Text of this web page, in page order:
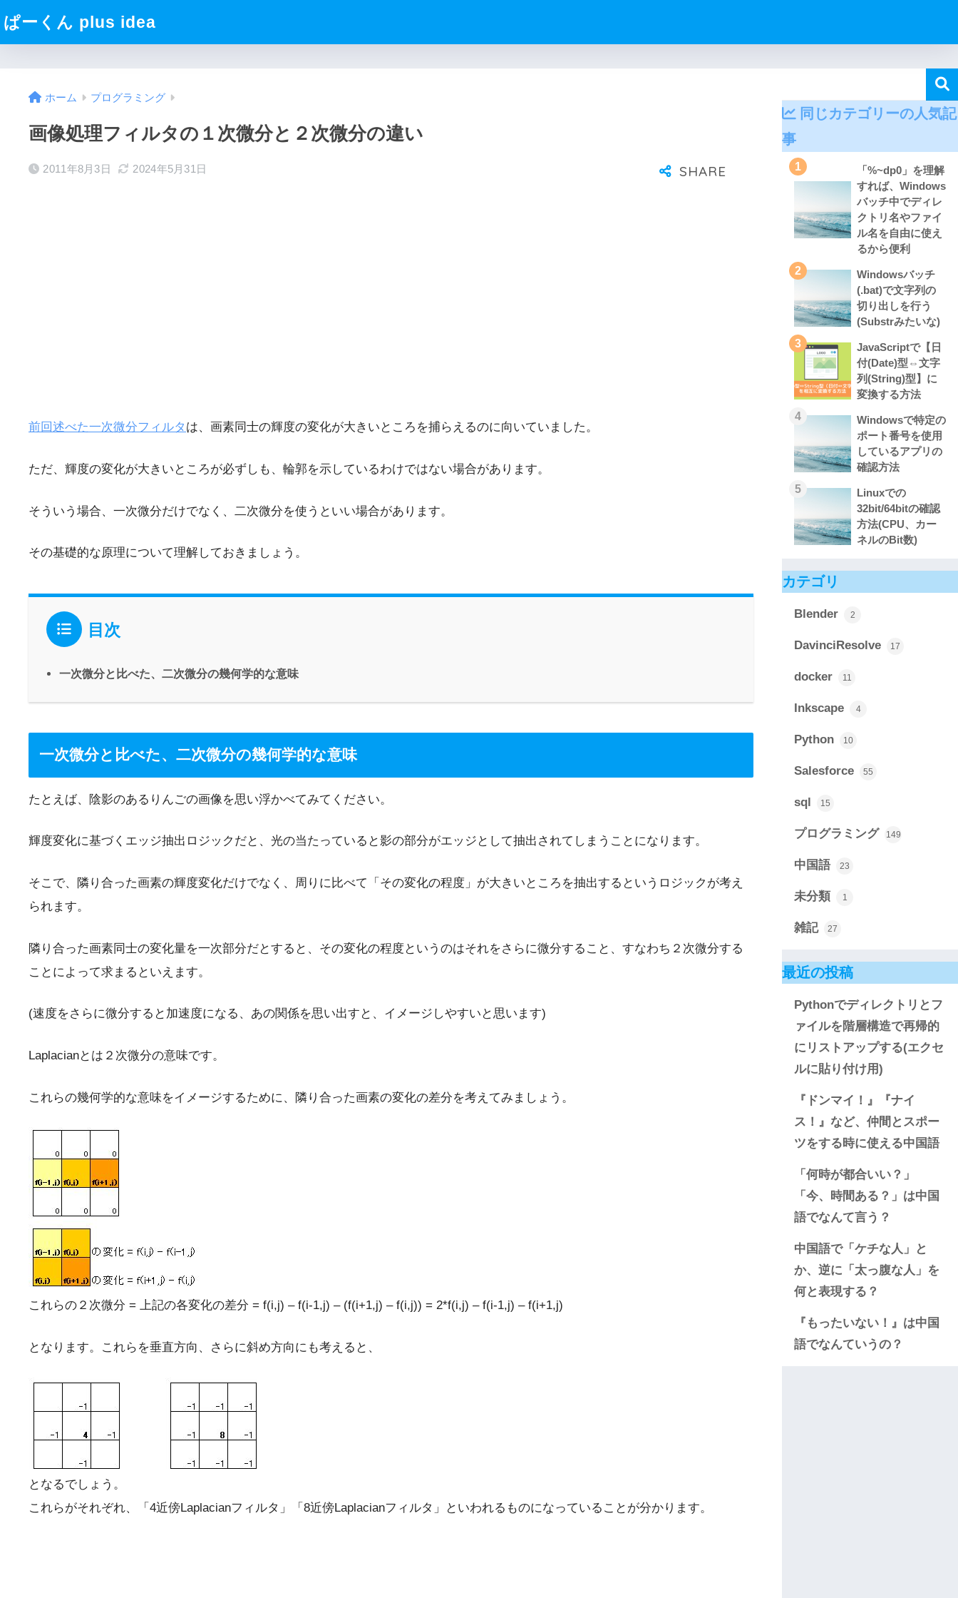
ぱーくん plus idea
ホーム プログラミング
画像処理フィルタの１次微分と２次微分の違い
2011年8月3日 2024年5月31日
前回述べた一次微分フィルタ は、画素同士の輝度の変化が大きいところを捕らえるのに向いていました。
ただ、輝度の変化が大きいところが必ずしも、輪郭を示しているわけではない場合があります。
そういう場合、一次微分だけでなく、二次微分を使うといい場合があります。
その基礎的な原理について理解しておきましょう。
目次
一次微分と比べた、二次微分の幾何学的な意味
一次微分と比べた、二次微分の幾何学的な意味
たとえば、陰影のあるりんごの画像を思い浮かべてみてください。
輝度変化に基づくエッジ抽出ロジックだと、光の当たっていると影の部分がエッジとして抽出されてしまうことになります。
そこで、隣り合った画素の輝度変化だけでなく、周りに比べて「その変化の程度」が大きいところを抽出するというロジックが考え
られます。
隣り合った画素同士の変化量を一次部分だとすると、その変化の程度というのはそれをさらに微分すること、すなわち２次微分する
ことによって求まるといえます。
(速度をさらに微分すると加速度になる、あの関係を思い出すと、イメージしやすいと思います)
Laplacianとは２次微分の意味です。
これらの幾何学的な意味をイメージするために、隣り合った画素の変化の差分を考えてみましょう。
これらの２次微分 = 上記の各変化の差分 = f(i,j) – f(i-1,j) – (f(i+1,j) – f(i,j)) = 2*f(i,j) – f(i-1,j) – f(i+1,j)
となります。これらを垂直方向、さらに斜め方向にも考えると、
となるでしょう。
これらがそれぞれ、「4近傍Laplacianフィルタ」「8近傍Laplacianフィルタ」といわれるものになっていることが分かります。
同じカテゴリーの人気記
事
1
「%~dp0」を理解
すれば、Windows
バッチ中でディレ
クトリ名やファイ
ル名を自由に使え
るから便利
2
Windowsバッチ
(.bat)で文字列の
切り出しを行う
(Substrみたいな)
3
JavaScriptで【日
付(Date)型⇔文字
列(String)型】に
変換する方法
4
Windowsで特定の
ポート番号を使用
しているアプリの
確認方法
5
Linuxでの
32bit/64bitの確認
方法(CPU、カー
ネルのBit数)
カテゴリ
Blender 2
DavinciResolve 17
docker 11
Inkscape 4
Python 10
Salesforce 55
sql 15
プログラミング 149
中国語 23
未分類 1
雑記 27
最近の投稿
Pythonでディレクトリとフ
ァイルを階層構造で再帰的
にリストアップする(エクセ
ルに貼り付け用)
『ドンマイ！』『ナイ
ス！』など、仲間とスポー
ツをする時に使える中国語
「何時が都合いい？」
「今、時間ある？」は中国
語でなんて言う？
中国語で「ケチな人」と
か、逆に「太っ腹な人」を
何と表現する？
『もったいない！』は中国
語でなんていうの？